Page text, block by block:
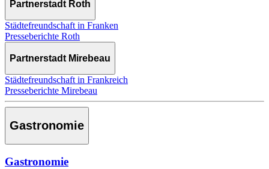
Partnerstadt Roth
Städtefreundschaft in Franken
Presseberichte Roth
Partnerstadt Mirebeau
Städtefreundschaft in Frankreich
Presseberichte Mirebeau
Gastronomie
Gastronomie